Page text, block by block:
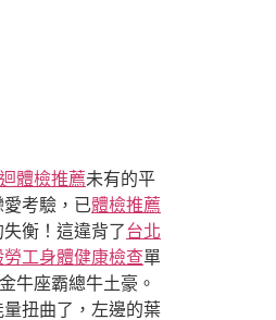
體檢推薦未有的平
考驗，已體檢推薦
衡！這違背了台北
勞工身體健康檢查單
牛座霸總牛土豪。
量扭曲了，左邊的葉